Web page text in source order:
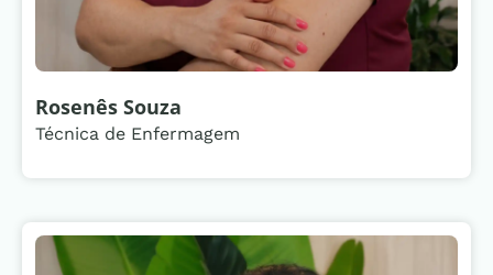
Rosenês Souza
Técnica de Enfermagem